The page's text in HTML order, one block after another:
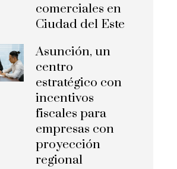
comerciales en
Ciudad del Este
Asunción, un
centro
estratégico con
incentivos
fiscales para
empresas con
proyección
regional